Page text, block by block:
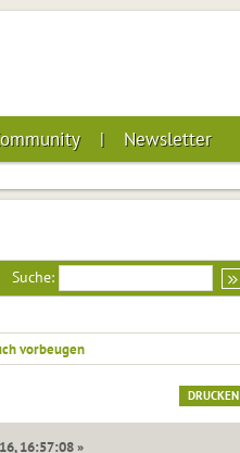
Newsletter
Suche:
vorbeugen
DRUCKEN
16:57:08 »